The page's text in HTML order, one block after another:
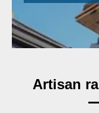
Artisan